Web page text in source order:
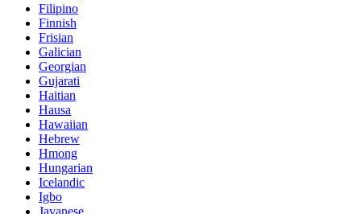
Filipino
Finnish
Frisian
Galician
Georgian
Gujarati
Haitian
Hausa
Hawaiian
Hebrew
Hmong
Hungarian
Icelandic
Igbo
Javanese